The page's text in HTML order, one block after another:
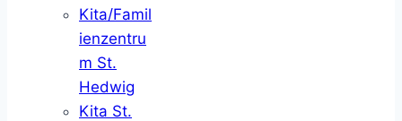
Kita/Famil
ienzentru
m St.
Hedwig
Kita St.